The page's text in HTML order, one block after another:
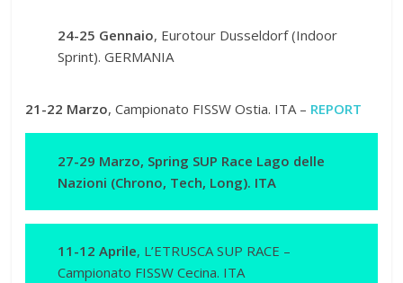
24-25 Gennaio, Eurotour Dusseldorf (Indoor
Sprint). GERMANIA
21-22 Marzo, Campionato FISSW Ostia. ITA – REPORT
27-29 Marzo, Spring SUP Race Lago delle
Nazioni (Chrono, Tech, Long). ITA
11-12 Aprile, L’ETRUSCA SUP RACE –
Campionato FISSW Cecina. ITA